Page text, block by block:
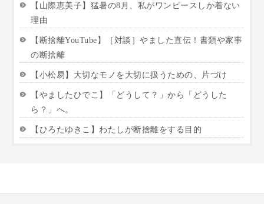
【山際恵美子】猛暑の8月、私がワンピースしか着ない
理由
【断捨離YouTube】［対談］やました直伝！書類や家事
の断捨離
【小松易】大切なモノを大切に扱うための、片づけ
【やましたひでこ】「どうして？」から「どうした
ら？」へ。
【ひろたゆきこ】わたしが断捨離をする目的